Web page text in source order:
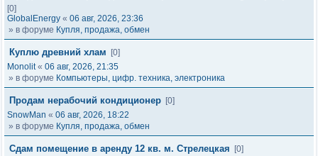
[0]
GlobalEnergy « 06 авг, 2026, 23:36
» в форуме Купля, продажа, обмен
Куплю древний хлам
[0]
Monolit« 06 авг, 2026, 21:35
» в форуме Компьютеры, цифр. техника, электроника
Продам нерабочий кондиционер [0]
SnowMan « 06 авг, 2026, 18:22
» в форуме Купля, продажа, обмен
Сдам помещение в аренду 12 кв. м. Стрелецкая
[0]